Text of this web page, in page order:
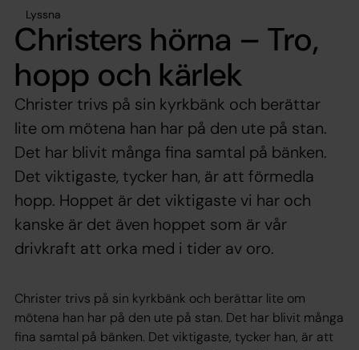
Lyssna
Christers hörna – Tro,
hopp och kärlek
Christer trivs på sin kyrkbänk och berättar
lite om mötena han har på den ute på stan.
Det har blivit många fina samtal på bänken.
Det viktigaste, tycker han, är att förmedla
hopp. Hoppet är det viktigaste vi har och
kanske är det även hoppet som är vår
drivkraft att orka med i tider av oro.
Christer trivs på sin kyrkbänk och berättar lite om
mötena han har på den ute på stan. Det har blivit många
fina samtal på bänken. Det viktigaste, tycker han, är att